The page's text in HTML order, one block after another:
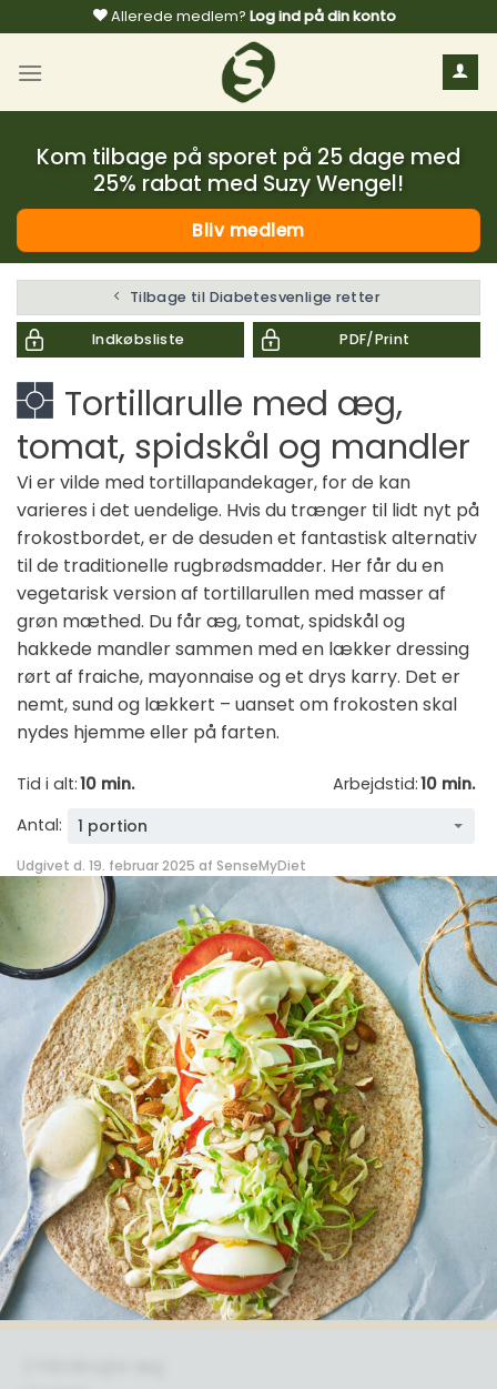
til
indhold
Allerede medlem? Log ind på din konto
Kom tilbage på sporet på 25 dage med
25% rabat med Suzy Wengel!
Bliv medlem
Tilbage til Diabetesvenlige retter
Indkøbsliste PDF/Print
Tortillarulle med æg,
tomat, spidskål og mandler
Vi er vilde med tortillapandekager, for de kan
varieres i det uendelige. Hvis du trænger til lidt nyt på
frokostbordet, er de desuden et fantastisk alternativ
til de traditionelle rugbrødsmadder. Her får du en
vegetarisk version af tortillarullen med masser af
grøn mæthed. Du får æg, tomat, spidskål og
hakkede mandler sammen med en lækker dressing
rørt af fraiche, mayonnaise og et drys karry. Det er
nemt, sund og lækkert – uanset om frokosten skal
nydes hjemme eller på farten.
Tid i alt:10 min. Arbejdstid:10 min.
Antal:
1 portion
Udgivet d. 19. februar 2025 af SenseMyDiet